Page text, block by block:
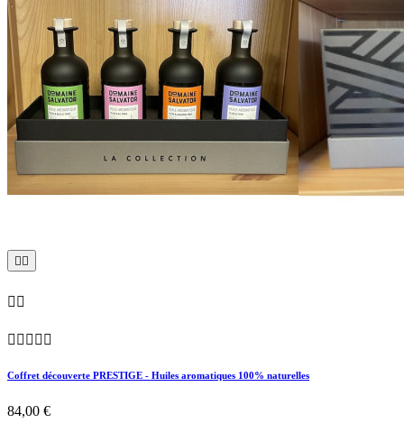

 
    
Coffret découverte PRESTIGE - Huiles aromatiques 100% naturelles
84,00 €